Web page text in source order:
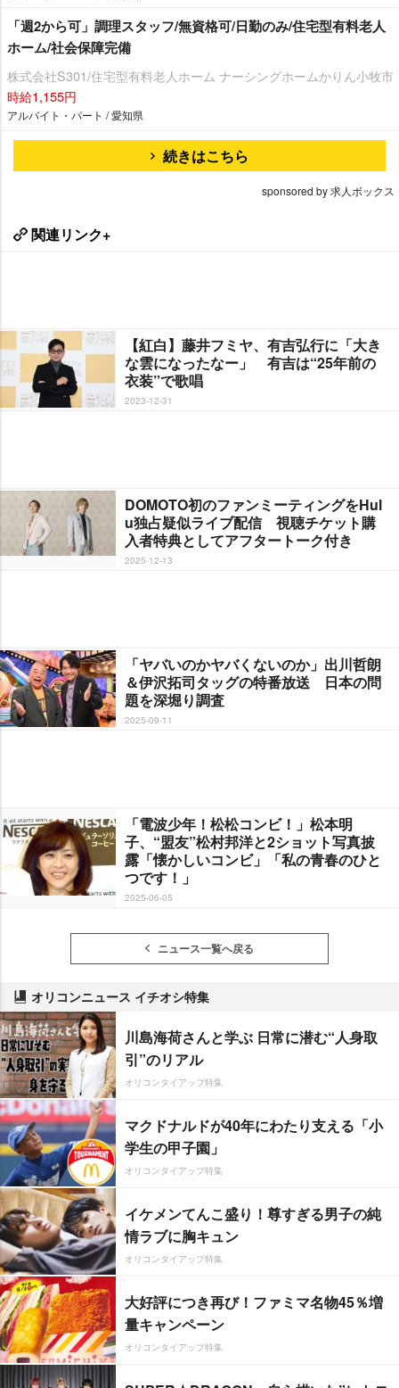
「週2から可」調理スタッフ/無資格可/日勤のみ/住宅型有料老人
ホーム/社会保障完備
株式会社S301/住宅型有料老人ホーム ナーシングホームかりん小牧市
時給1,155円
アルバイト・パート / 愛知県
続きはこちら
sponsored by 求人ボックス
関連リンク+
【紅白】藤井フミヤ、有吉弘行に「大き
な雲になったなー」 有吉は“25年前の
衣装”で歌唱
2023-12-31
DOMOTO初のファンミーティングをHul
u独占疑似ライブ配信 視聴チケット購
入者特典としてアフタートーク付き
2025-12-13
「ヤバいのかヤバくないのか」出川哲朗
＆伊沢拓司タッグの特番放送 日本の問
題を深堀り調査
2025-09-11
「電波少年！松松コンビ！」松本明
子、“盟友”松村邦洋と2ショット写真披
露「懐かしいコンビ」「私の青春のひと
つです！」
2025-06-05
ニュース一覧へ戻る
オリコンニュース イチオシ特集
川島海荷さんと学ぶ 日常に潜む“人身取
引”のリアル
オリコンタイアップ特集
マクドナルドが40年にわたり支える「小
学生の甲子園」
オリコンタイアップ特集
イケメンてんこ盛り！尊すぎる男子の純
情ラブに胸キュン
オリコンタイアップ特集
大好評につき再び！ファミマ名物45％増
量キャンペーン
オリコンタイアップ特集